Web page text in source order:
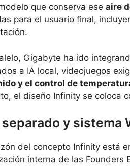
que conserva ese aire
para el usuario final,
Gigabyte ha ido
a IA local, videojuegos
y el control de
el diseño Infinity se coloca
separado y sistema
del concepto Infinity está
interna de las Founders